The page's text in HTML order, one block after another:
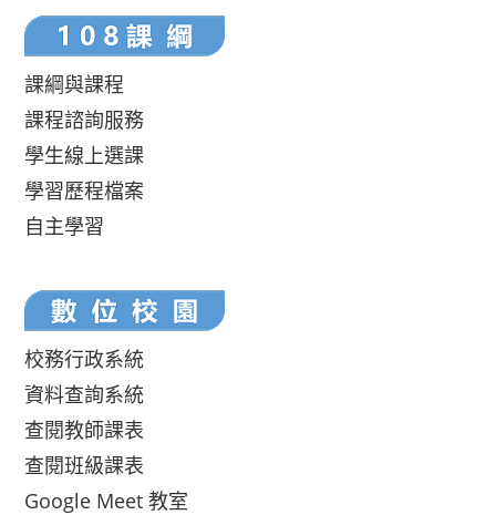
課綱與課程
課程諮詢服務
學生線上選課
學習歷程檔案
自主學習
校務行政系統
資料查詢系統
查閱教師課表
查閱班級課表
Google Meet 教室